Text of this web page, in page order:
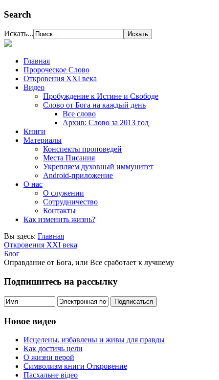
Search
Искать...
Главная
Пророческое Слово
Откровения ХХІ века
Видео
Пробуждение к Истине и Свободе
Слово от Бога на каждый день
Все слово
Архив: Слово за 2013 год
Книги
Материалы
Конспекты проповедей
Места Писания
Укрепляем духовный иммунитет
Android-приложение
О нас
О служении
Сотрудничество
Контакты
Как изменить жизнь?
Вы здесь: Главная
Откровения ХХІ века
Блог
Оправдание от Бога, или Все сработает к лучшему
Подпишитесь на рассылку
Новое видео
Исцелены, избавлены и живы для правды
Как достичь цели
О жизни верой
Символизм книги Откровение
Пасхальне відео